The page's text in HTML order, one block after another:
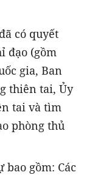
có quyết
đạo (gồm
gia, Ban
thiên tai, Ủy
tai và tìm
phòng thủ
gồm: Các